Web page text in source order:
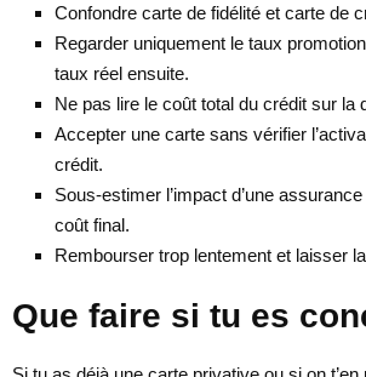
Confondre carte de fidélité et carte de
Regarder uniquement le taux
taux réel ensuite.
Ne pas lire le coût total du crédit sur la
Accepter une carte sans vérifier
crédit.
Sous-estimer l’impact d’une
coût final.
Rembourser trop lentement et laisser la
Que faire si tu es